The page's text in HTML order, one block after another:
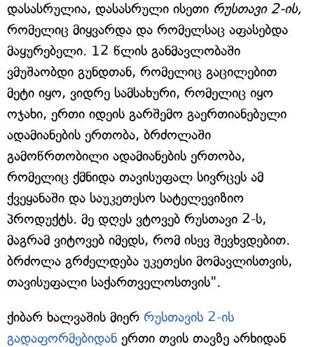
დასასრულია, დასასრული ისეთი რუსთავი 2-ის,
რომელიც მიყვარდა და რომელსაც აფასებდა
მაყურებელი. 12 წლის განმავლობაში
ვმუშაობდი გუნდთან, რომელიც გაცილებით
მეტი იყო, ვიდრე სამსახური, რომელიც იყო
ოჯახი, ერთი იდეის გარშემო გაერთიანებული
ადამიანების ერთობა, ბრძოლაში
გამოწრთობილი ადამიანების ერთობა,
რომელიც ქმნიდა თავისუფალ სივრცეს ამ
ქვეყანაში და საუკეთესო სატელევიზიო
პროდუქტს. მე დღეს ვტოვებ რუსთავი 2-ს,
მაგრამ ვიტოვებ იმედს, რომ ისევ შევხვდებით.
ბრძოლა გრძელდება უკეთესი მომავლისთვის,
თავისუფალი საქართველოსთვის".
ქიბარ ხალვაშის მიერ რუსთავის 2-ის
გადაფორმებიდან ერთი თვის თავზე არხიდან